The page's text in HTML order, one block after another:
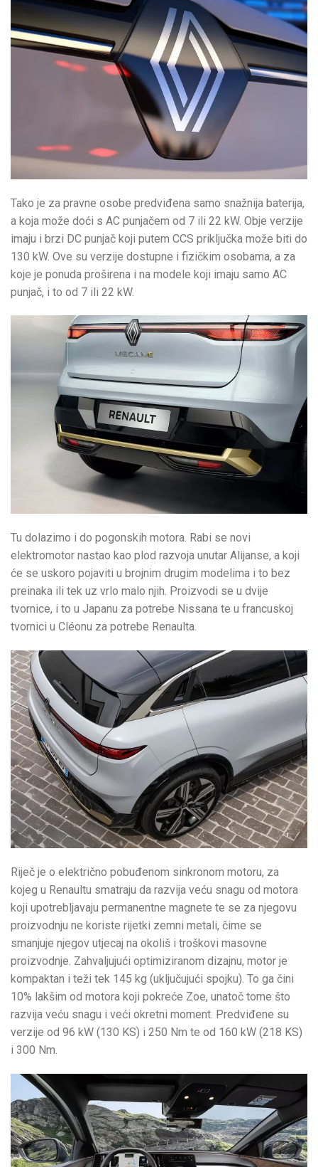
Tako je za pravne osobe predviđena samo snažnija baterija,
a koja može doći s AC punjačem od 7 ili 22 kW. Obje verzije
imaju i brzi DC punjač koji putem CCS priključka može biti do
130 kW. Ove su verzije dostupne i fizičkim osobama, a za
koje je ponuda proširena i na modele koji imaju samo AC
punjač, i to od 7 ili 22 kW.
Tu dolazimo i do pogonskih motora. Rabi se novi
elektromotor nastao kao plod razvoja unutar Alijanse, a koji
će se uskoro pojaviti u brojnim drugim modelima i to bez
preinaka ili tek uz vrlo malo njih. Proizvodi se u dvije
tvornice, i to u Japanu za potrebe Nissana te u francuskoj
tvornici u Cléonu za potrebe Renaulta.
Riječ je o električno pobuđenom sinkronom motoru, za
kojeg u Renaultu smatraju da razvija veću snagu od motora
koji upotrebljavaju permanentne magnete te se za njegovu
proizvodnju ne koriste rijetki zemni metali, čime se
smanjuje njegov utjecaj na okoliš i troškovi masovne
proizvodnje. Zahvaljujući optimiziranom dizajnu, motor je
kompaktan i teži tek 145 kg (uključujući spojku). To ga čini
10% lakšim od motora koji pokreće Zoe, unatoč tome što
razvija veću snagu i veći okretni moment. Predviđene su
verzije od 96 kW (130 KS) i 250 Nm te od 160 kW (218 KS)
i 300 Nm.